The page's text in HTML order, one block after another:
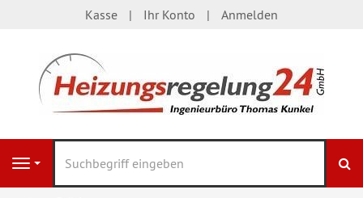
Kasse Ihr Konto Anmelden
Navigation